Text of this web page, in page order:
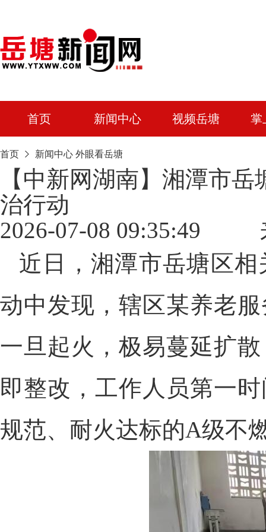
首页 新闻中心 视频岳塘 掌
首页 新闻中心 外眼看岳塘
【中新网湖南】湘潭市
治行动
2026-07-08 09:35:49
近日，湘潭市岳塘区
动中发现，辖区某养老
一旦起火，极易蔓延扩
即整改，工作人员第一
规范、耐火达标的A级不